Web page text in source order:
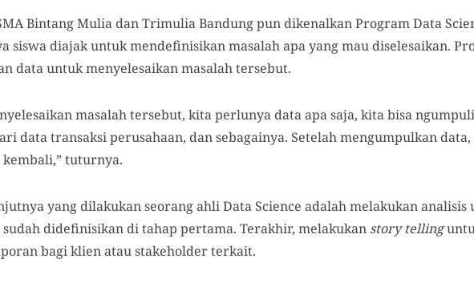
Bintang Mulia dan Trimulia Bandung pun dikenalkan Program Data
siswa diajak untuk mendefinisikan masalah apa yang mau diselesaikan.
data untuk menyelesaikan masalah tersebut.
masalah tersebut, kita perlunya data apa saja, kita bisa
data transaksi perusahaan, dan sebagainya. Setelah mengumpulkan
tuturnya.
yang dilakukan seorang ahli Data Science adalah melakukan
sudah didefinisikan di tahap pertama. Terakhir, melakukan story telling
bagi klien atau stakeholder terkait.